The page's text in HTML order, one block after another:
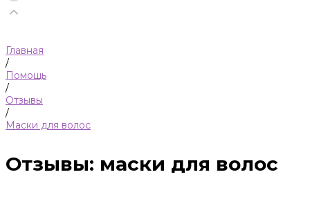
Главная
/
Помощь
/
Отзывы
/
Маски для волос
Отзывы: маски для волос